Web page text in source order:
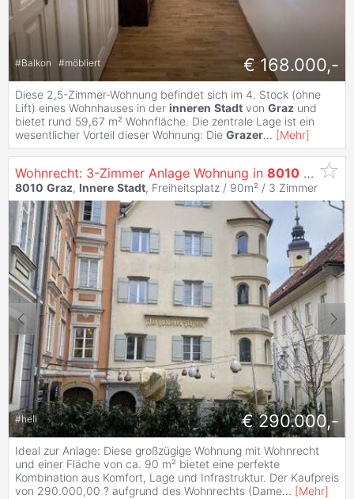
#Balkon #möbliert € 168.000,-
Diese 2,5-Zimmer-Wohnung befindet sich im 4. Stock (ohne
Lift) eines Wohnhauses in der inneren Stadt von Graz und
bietet rund 59,67 m² Wohnfläche. Die zentrale Lage ist ein
wesentlicher Vorteil dieser Wohnung: Die Grazer... [Mehr]
Wohnrecht: 3-Zimmer Anlage Wohnung in 8010 Graz
8010 Graz, Innere Stadt, Freiheitsplatz / 90m² / 3 Zimmer
#hell € 290.000,-
Ideal zur Anlage: Diese großzügige Wohnung mit Wohnrecht
und einer Fläche von ca. 90 m² bietet eine perfekte
Kombination aus Komfort, Lage und Infrastruktur. Der Kaufpreis
von 290.000,00 ? aufgrund des Wohnrechts (Dame... [Mehr]